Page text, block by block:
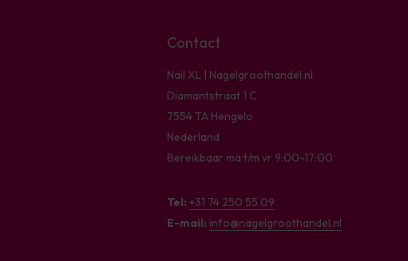
Contact
Nail XL | Nagelgroothandel.nl
Diamantstraat 1 C
7554 TA Hengelo
Nederland
Bereikbaar ma t/m vr 9:00-17:00
Tel: +31 74 250 55 09
E-mail: info@nagelgroothandel.nl